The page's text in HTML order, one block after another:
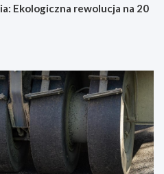
Ekologiczna rewolucja na 20